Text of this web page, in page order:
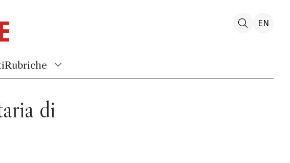
Rubriche
EN
di